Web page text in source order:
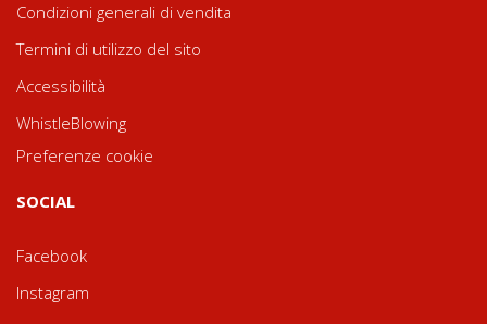
Condizioni generali di vendita
Termini di utilizzo del sito
Accessibilità
WhistleBlowing
Preferenze cookie
SOCIAL
Facebook
Instagram